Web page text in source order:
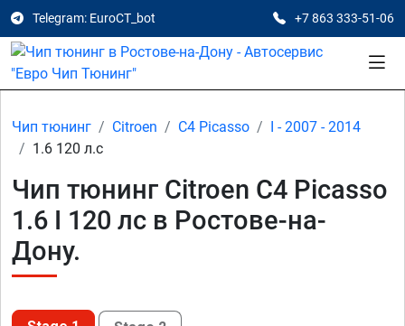
Telegram: EuroCT_bot +7 863 333-51-06
Чип тюнинг Citroen C4 Picasso
I - 2007 - 2014
1.6 120 л.с
Чип тюнинг Citroen C4 Picasso
1.6 I 120 лс в Ростове-на-
Дону.